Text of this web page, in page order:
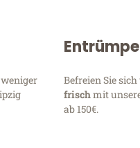
Befreien Sie
frischmit
ab 150€.